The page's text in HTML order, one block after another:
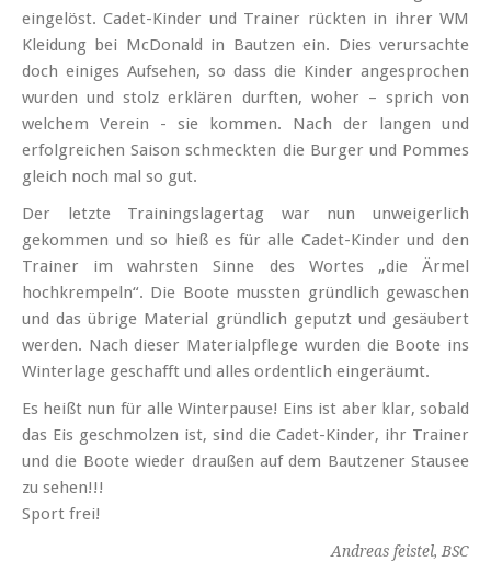
eingelöst. Cadet-Kinder und Trainer rückten in ihrer WM
Kleidung bei McDonald in Bautzen ein. Dies verursachte
doch einiges Aufsehen, so dass die Kinder angesprochen
wurden und stolz erklären durften, woher – sprich von
welchem Verein - sie kommen. Nach der langen und
erfolgreichen Saison schmeckten die Burger und Pommes
gleich noch mal so gut.
Der letzte Trainingslagertag war nun unweigerlich
gekommen und so hieß es für alle Cadet-Kinder und den
Trainer im wahrsten Sinne des Wortes „die Ärmel
hochkrempeln“. Die Boote mussten gründlich gewaschen
und das übrige Material gründlich geputzt und gesäubert
werden. Nach dieser Materialpflege wurden die Boote ins
Winterlage geschafft und alles ordentlich eingeräumt.
Es heißt nun für alle Winterpause! Eins ist aber klar, sobald
das Eis geschmolzen ist, sind die Cadet-Kinder, ihr Trainer
und die Boote wieder draußen auf dem Bautzener Stausee
zu sehen!!!
Sport frei!
Andreas feistel, BSC